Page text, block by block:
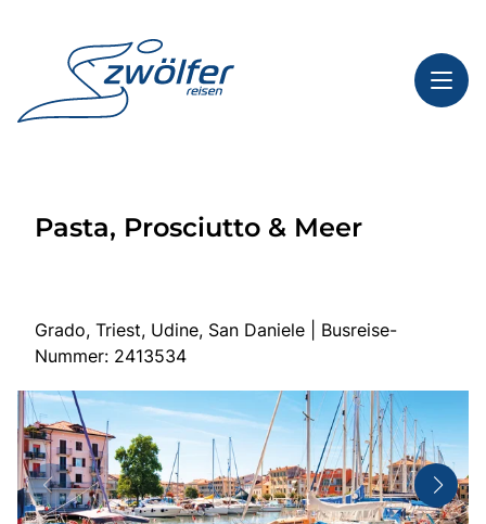
Highlights
Start
Busreisen
Bus mieten
Taxi
Pasta, Prosciutto & Meer
Grado, Triest, Udine, San Daniele | Busreise-
Nummer: 2413534